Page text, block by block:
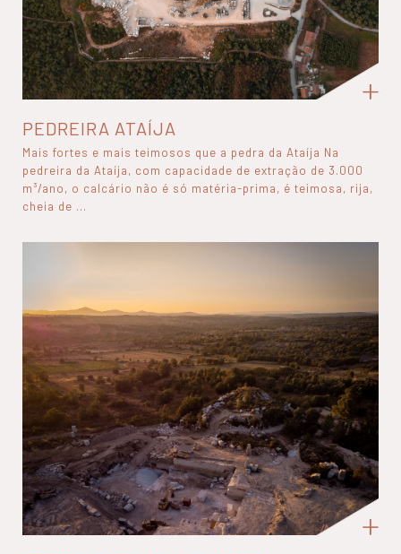
PEDREIRA ATAÍJA
Mais fortes e mais teimosos que a pedra da Ataíja Na
pedreira da Ataíja, com capacidade de extração de 3.000
m³/ano, o calcário não é só matéria-prima, é teimosa, rija,
cheia de ...